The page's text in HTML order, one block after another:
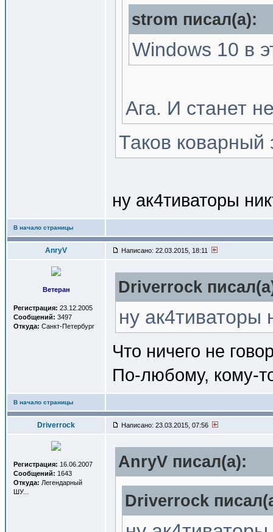
strom писал(a):
Windows 10 в
Ага. И станет
Таков
ну ак4тиваторы
В начало страницы
AnryV Написано: 22.03.2015, 18:11
Ветеран
Регистрация: 23.12.2005
Сообщений: 3497
Откуда: Санкт-Петербург
Driverrock
ну ак4тиваторы
Что ничего не
По-любому, кому-
В начало страницы
Driverrock Написано: 23.03.2015, 07:56
Регистрация: 16.06.2007
Сообщений: 1643
Откуда: Легендарный
ШУ...
AnryV писал(a):
Driverrock